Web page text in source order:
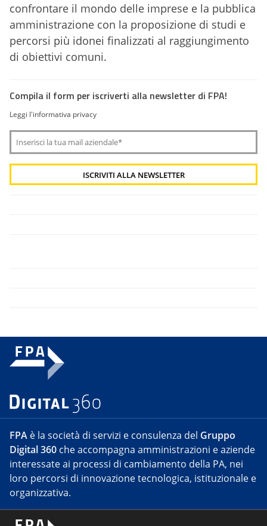
confrontare il mondo delle imprese e la pubblica
amministrazione con la proposizione di studi e
percorsi più idonei finalizzati al raggiungimento
di obiettivi comuni.
Compila il form per iscriverti alla newsletter di FPA!
Leggi l'informativa privacy
FPA è la società di servizi e consulenza del Gruppo
Digital 360 che accompagna amministrazioni e aziende
interessate ai processi di cambiamento della PA, nei
loro percorsi di innovazione tecnologica, istituzionale e
organizzativa.